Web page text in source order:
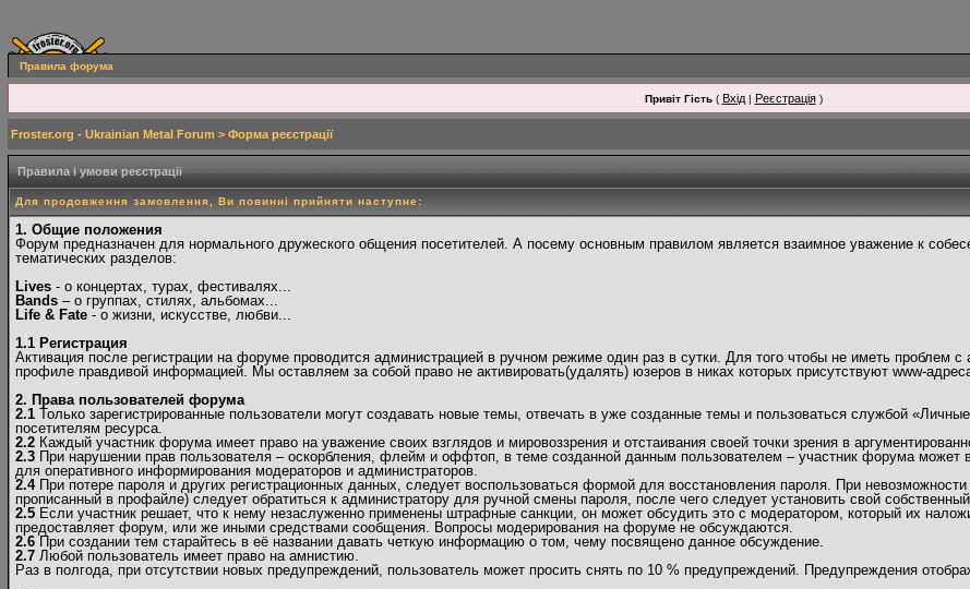
Правила форума
Привіт Гість( Вхід| Реєстрація)
Froster.org - Ukrainian Metal Forum > Форма реєстрації
Правила і умови реєстрації
Для продовження замовлення, Ви повинні прийняти наступне:
1. Общие положения
Форум предназначен для нормального дружеского общения посетителей. А посему основным правилом является взаимное уважение к
тематических разделов:
Lives - о концертах, турах, фестивалях...
Bands – о группах, стилях, альбомах...
Life & Fate - о жизни, искусстве, любви...
1.1 Регистрация
Активация после регистрации на форуме проводится администрацией в ручном режиме один раз в сутки. Для того чтобы не иметь проблем
профиле правдивой информацией. Мы оставляем за собой право не активировать(удалять) юзеров в никах которых присутствуют www-
2. Права пользователей форума
2.1 Только зарегистрированные пользователи могут создавать новые темы, отвечать в уже созданные темы и пользоваться службой
посетителям ресурса.
2.2 Каждый участник форума имеет право на уважение своих взглядов и мировоззрения и отстаивания своей точки зрения в
2.3 При нарушении прав пользователя – оскорбления, флейм и оффтоп, в теме созданной данным пользователем – участник форума может
для оперативного информирования модераторов и администраторов.
2.4При потере пароля и других регистрационных данных, следует воспользоваться формой для восстановления пароля. При
прописанный в профайле) следует обратиться к администратору для ручной смены пароля, после чего следует установить свой
2.5 Если участник решает, что к нему незаслуженно применены штрафные санкции, он может обсудить это с модератором, который их
предоставляет форум, или же иными средствами сообщения. Вопросы модерирования на форуме не обсуждаются.
2.6 При создании тем старайтесь в её названии давать четкую информацию о том, чему посвящено данное обсуждение.
2.7 Любой пользователь имеет право на амнистию.
Раз в полгода, при отсутствии новых предупреждений, пользователь может просить снять по 10 % предупреждений. Предупреждения